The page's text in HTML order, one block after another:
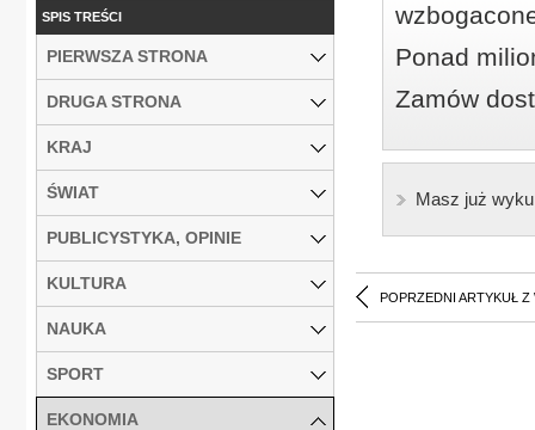
Ponad
Zamów
Masz już
POPRZEDNI ARTYKUŁ Z
SPIS TREŚCI
PIERWSZA STRONA
DRUGA STRONA
KRAJ
ŚWIAT
PUBLICYSTYKA, OPINIE
KULTURA
NAUKA
SPORT
EKONOMIA